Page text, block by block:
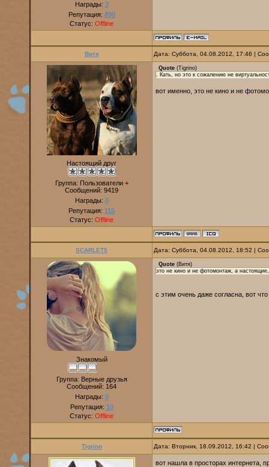
Награды: 3
Репутация: 890
Статус: Offline
Витя Дата: Суббота, 04.08.2012, 17:46 |
Настоящий друг
Группа: Пользователи +
Сообщений: 9419
Награды: 0
Репутация: 115
Статус: Offline
Quote (Tigrino)
. Кать, но это к сожалению не
вот именно, это не кино и не
SCARLET5 Дата: Суббота, 04.08.2012, 18:52 |
Знакомый
Группа: Верные друзья
Сообщений: 164
Награды: 0
Репутация: 10
Статус: Offline
Quote (Витя)
это не кино и не фотомонтаж, а
с этим очень даже согласна, вот
Tigrino Дата: Вторник, 18.09.2012, 16:42 |
вот нашла в просторах интернета,